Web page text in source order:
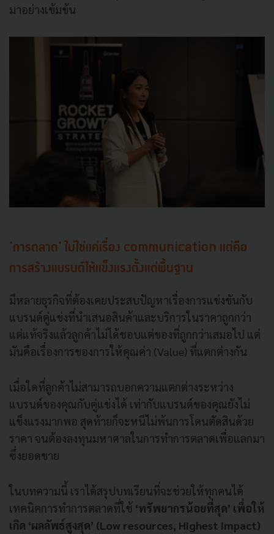
มาอย่างเข้มข้น
'การตลาด' ไม่ใช่แค่เรื่อง communication แต่คือ
การสร้างแบรนด์ให้แข็งแรงตั้งแต่พื้นฐาน
มีหลายธุรกิจที่ต้องเคยประสบปัญหาเรื่องการแข่งขันกับ
แบรนด์คู่แข่งที่นำเสนอสินค้าและบริการในราคาถูกกว่า
แต่แท้จริงแล้วลูกค้าไม่ได้ชอบแต่ของที่ถูกกว่าเสมอไป แต่
มันคือเรื่องการของการให้คุณค่า (Value) ที่แตกต่างกัน
เมื่อใดที่ลูกค้าไม่สามารถบอกความแตกต่างระหว่าง
แบรนด์ของคุณกับคู่แข่งได้ เท่ากับแบรนด์ของคุณยังไม่
แข็งแรงมากพอ สุดท้ายก็จะหนีไม่พ้นการโดนตัดสินด้วย
ราคา จนต้องลงทุนมหาศาลในการทำการตลาดเพื่อแลกมา
ซึ่งยอดขาย
ในบทความนี้ เราได้สรุปบทเรียนที่จะช่วยให้ทุกคนได้
เทคนิคการทำการตลาดที่ใช้ ‘ทรัพยากรน้อยที่สุด’ เพื่อให้
เกิด ‘ผลลัพธ์สูงสุด’ (Low resources, Highest impact)